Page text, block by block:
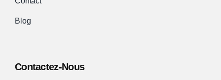
Blog
Contactez-Nous